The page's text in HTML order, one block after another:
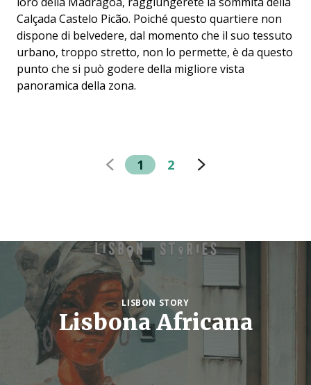
Calçada Castelo Picão. Poiché questo quartiere non
dispone di belvedere, dal momento che il suo tessuto
urbano, troppo stretto, non lo permette, è da questo
punto che si può godere della migliore vista
panoramica della zona.
1 2
LISBON STORY
Lisbona Africana